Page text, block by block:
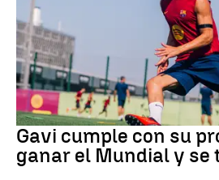
Fútbol
Gavi cumple con su
ganar el Mundial y se